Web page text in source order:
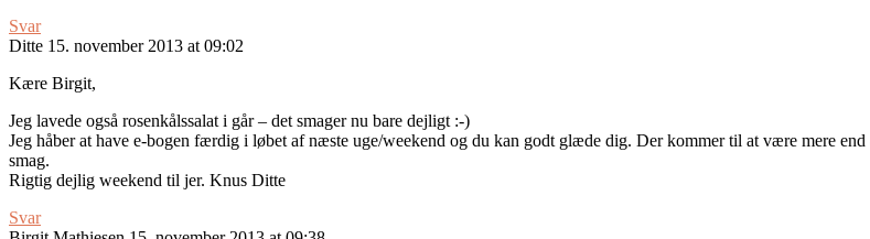
Svar
Ditte 15. november 2013 at 09:02
Kære Birgit,
Jeg lavede også rosenkålssalat i går – det smager nu bare dejligt :-)
Jeg håber at have e-bogen færdig i løbet af næste uge/weekend og du kan godt glæde dig. Der kommer til at være mere
smag.
Rigtig dejlig weekend til jer. Knus Ditte
Svar